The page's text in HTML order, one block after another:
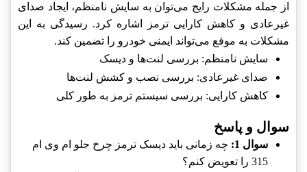
از جمله مشکلات رایج می‌توان به سایش نامنظم، ایجاد صدای
غیرعادی و کاهش کارایی ترمز اشاره کرد. رسیدگی به این
مشکلات به موقع می‌تواند ایمنی خودرو را تضمین کند.
سایش نامنظم: بررسی لنت‌ها و ديسک
صدای غیرعادی: بررسی نصب و کشش لنت‌ها
کاهش کارایی: بررسی سیستم ترمز به طور کلی
سوال و پاسخ
سوال 1:
چه زمانی باید ديسک ترمز چرخ جلو ام وی ام
315 را تعویض کنم؟